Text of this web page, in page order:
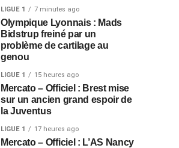
LIGUE 1 7 minutes ago
Olympique Lyonnais : Mads
Bidstrup freiné par un
problème de cartilage au
genou
LIGUE 1 15 heures ago
Mercato – Officiel : Brest mise
sur un ancien grand espoir de
la Juventus
LIGUE 1 17 heures ago
Mercato – Officiel : L’AS Nancy